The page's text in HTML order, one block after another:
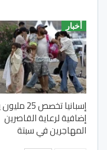
أخبار
إسبانيا تخصص
إضافية لرعاية القاصرين
المهاجرين في سبتة